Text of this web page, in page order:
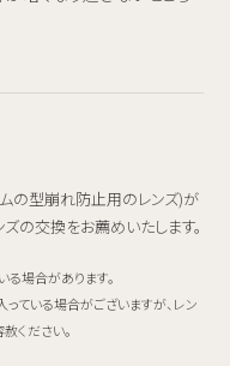
ムの型崩れ防止用のレンズ)が
の交換をお薦めいたします。
る場合があります。
ている場合がございますが、レン
ください。